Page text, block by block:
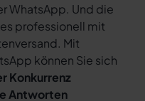
WhatsApp. Und die
professionell mit
Mit
können Sie sich
Konkurrenz
Antworten